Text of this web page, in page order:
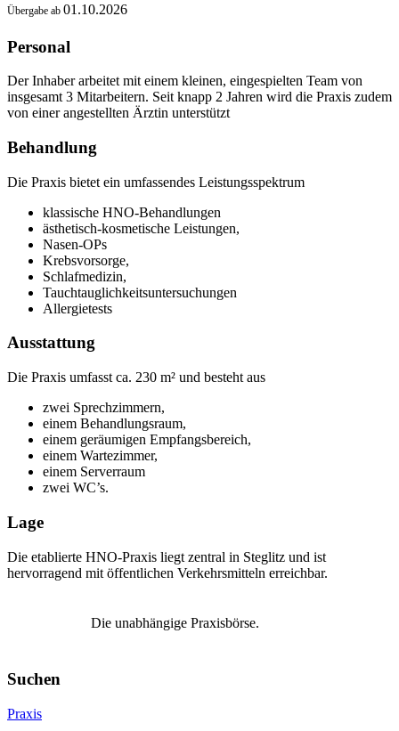
Übergabe ab 01.10.2026
Personal
Der Inhaber arbeitet mit einem kleinen, eingespielten Team von
insgesamt 3 Mitarbeitern. Seit knapp 2 Jahren wird die Praxis zudem
von einer angestellten Ärztin unterstützt
Behandlung
Die Praxis bietet ein umfassendes Leistungsspektrum
klassische HNO-Behandlungen
ästhetisch-kosmetische Leistungen,
Nasen-OPs
Krebsvorsorge,
Schlafmedizin,
Tauchtauglichkeitsuntersuchungen
Allergietests
Ausstattung
Die Praxis umfasst ca. 230 m² und besteht aus
zwei Sprechzimmern,
einem Behandlungsraum,
einem geräumigen Empfangsbereich,
einem Wartezimmer,
einem Serverraum
zwei WC’s.
Lage
Die etablierte HNO-Praxis liegt zentral in Steglitz und ist
hervorragend mit öffentlichen Verkehrsmitteln erreichbar.
Die unabhängige Praxisbörse.
Suchen
Praxis